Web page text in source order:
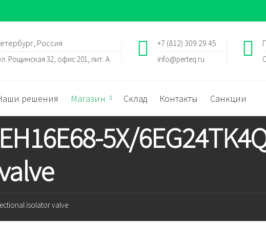
+7 (812) 309 29 45
info@perteq.ru
Россия
Рощинская 32, офис 201, лит. А.
решения Магазин Склад Контакты Санкции
5X/
isolator valve